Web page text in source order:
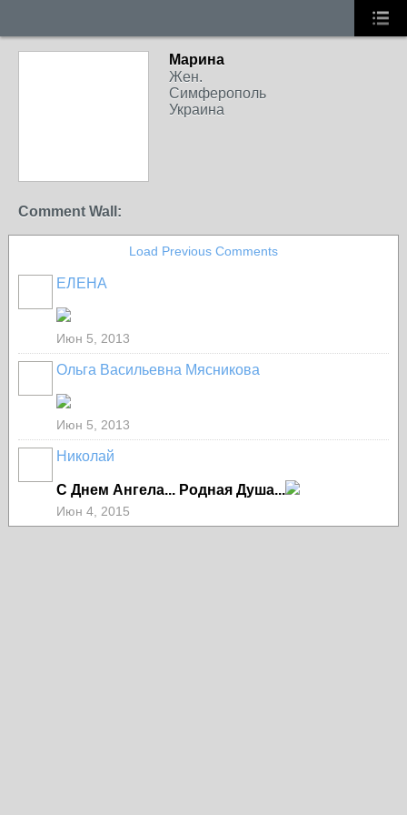
Марина
Жен.
Симферополь
Украина
Comment Wall:
Load Previous Comments
ЕЛЕНА
Июн 5, 2013
Ольга Васильевна Мясникова
Июн 5, 2013
Николай
С Днем Ангела... Родная Душа...
Июн 4, 2015